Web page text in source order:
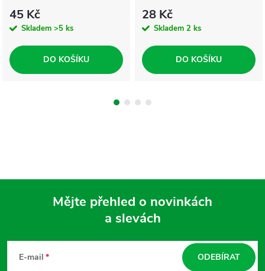
45 Kč
Skladem >5 ks
DO KOŠÍKU
28 Kč
Skladem 2 ks
DO KOŠÍKU
Mějte přehled o novinkách
a slevách
E-mail ODEBÍRAT